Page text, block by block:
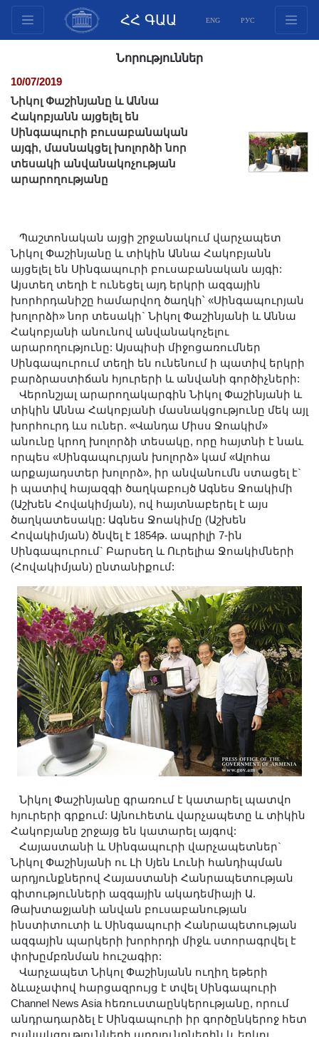
ՀՀ ԳԱԱ ENG РУС
Փաստաթղթեր
Ինովացիոն առաջարկներ
Հրատարակություններ
Հիմնադրամներ
Միջազգային
համագործակցություն
Երիտասարդական
ծրագրեր
Լուսանկարներ
Տեսադարան
Վեբ ռեսուրսներ
Այլ ակադեմիաներ
«Գիտություն» թերթ
«Գիտության աշխարհում»
հանդես
Հրապարակումներ
մամուլում
Ազդեր
Հոբելյաններ
Համալսարաններ
Գիտական արդյունքներ
Սփյուռքի գիտնականները
Երիտասարդ գիտնականի
ամբիոն
Մեր երախտավորները
Հայտարարություններ
Կայքի քարտեզ
Որոնում
Նորություններ
10/07/2019
Նիկոլ Փաշինյանը և Աննա
Հակոբյանն այցելել են
Սինգապուրի բուսաբանական
այգի, մասնակցել խոլորձի նոր
տեսակի անվանակոչության
արարողությանը
Պաշտոնական այցի շրջանակում վարչապետ
Նիկոլ Փաշինյանը և տիկին Աննա Հակոբյանն
այցելել են Սինգապուրի բուսաբանական այգի:
Այստեղ տեղի է ունեցել այդ երկրի ազգային
խորհրդանիշը համարվող ծաղկի՝ «Սինգապուրյան
խոլորձի» նոր տեսակի` Նիկոլ Փաշինյանի և Աննա
Հակոբյանի անունով անվանակոչելու
արարողությունը: Այսպիսի միջոցառումներ
Սինգապուրում տեղի են ունենում ի պատիվ երկրի
բարձրաստիճան հյուրերի և անվանի գործիչների:
Վերոնշյալ արարողակարգին Նիկոլ Փաշինյանի և
տիկին Աննա Հակոբյանի մասնակցությունը մեկ այլ
խորհուրդ ևս ուներ. «Վանդա Միսս Ջոակիմ»
անունը կրող խոլորձի տեսակը, որը հայտնի է նաև
որպես «Սինգապուրյան խոլորձ» կամ «Ալոհա
արքայադստեր խոլորձ», իր անվանումն ստացել է`
ի պատիվ հայազգի ծաղկաբույծ Ագնես Ջոակիմի
(Աշխեն Հովակիմյան), ով հայտնաբերել է այս
ծաղկատեսակը: Ագնես Ջոակիմը (Աշխեն
Հովակիմյան) ծնվել է 1854թ. ապրիլի 7-ին
Սինգապուրում` Բարսեղ և Ուրելիա Ջոակիմների
(Հովակիմյան) ընտանիքում:
Նիկոլ Փաշինյանը գրառում է կատարել պատվո
հյուրերի գրքում: Այնուհետև վարչապետը և տիկին
Հակոբյանը շրջայց են կատարել այգով:
Հայաստանի և Սինգապուրի վարչապետներ`
Նիկոլ Փաշինյանի ու Լի Սյեն Լունի հանդիպման
արդյունքներով Հայաստանի Հանրապետության
գիտությունների ազգային ակադեմիայի Ա.
Թախտաջյանի անվան բուսաբանության
ինստիտուտի և Սինգապուրի Հանրապետության
ազգային պարկերի խորհրդի միջև ստորագրվել է
փոխըմբռնման հուշագիր:
Վարչապետ Նիկոլ Փաշինյանն ուղիղ եթերի
ձևաչափով հարցազրույց է տվել Սինգապուրի
Channel News Asia հեռուստաընկերությանը, որում
անդրադարձել է Սինգապուրի իր գործընկերոջ հետ